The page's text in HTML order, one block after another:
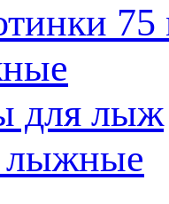
для лыж
лыжные